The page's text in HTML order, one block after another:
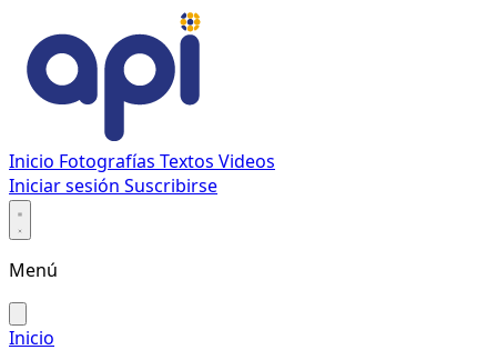
Inicio Fotografías Textos Videos
Iniciar sesión Suscribirse
Menú
Inicio